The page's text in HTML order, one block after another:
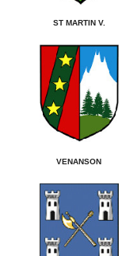
ST MARTIN V.
VENANSON